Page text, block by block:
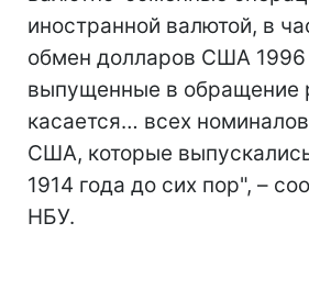
иностранной валютой, в
обмен долларов США 1996
выпущенные в обращение
касается… всех
США, которые
1914 года до сих пор", –
НБУ.